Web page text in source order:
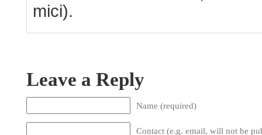
mici).
Leave a Reply
Name (required)
Contact (e.g. email, will not be